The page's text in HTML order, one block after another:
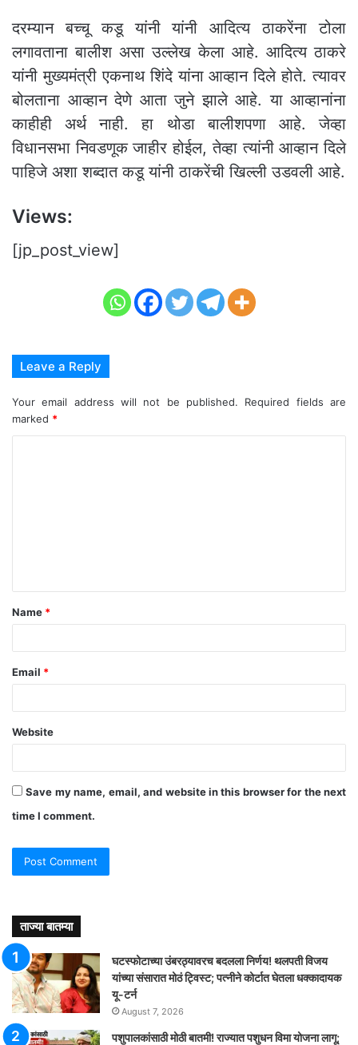
दरम्यान बच्चू कडू यांनी यांनी आदित्य ठाकरेंना टोला
लगावताना बालीश असा उल्लेख केला आहे. आदित्य ठाकरे
यांनी मुख्यमंत्री एकनाथ शिंदे यांना आव्हान दिले होते. त्यावर
बोलताना आव्हान देणे आता जुने झाले आहे. या आव्हानांना
काहीही अर्थ नाही. हा थोडा बालीशपणा आहे. जेव्हा
विधानसभा निवडणूक जाहीर होईल, तेव्हा त्यांनी आव्हान दिले
पाहिजे अशा शब्दात कडू यांनी ठाकरेंची खिल्ली उडवली आहे.
Views:
[jp_post_view]
Leave a Reply
Your email address will not be published.
Required fields are
marked *
t
*
Name *
Email *
Website
Save my name, email, and website in this browser for the next
time I comment.
ताज्या बातम्या
घटस्फोटाच्या उंबरठ्यावरच बदलला निर्णय! थलपती विजय
यांच्या संसारात मोठं ट्विस्ट; पत्नीने कोर्टात घेतला धक्कादायक
यू-टर्न
August 7, 2026
पशुपालकांसाठी मोठी बातमी! राज्यात पशुधन विमा योजना लागू;